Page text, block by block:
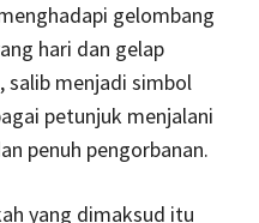
gelombang
hari dan gelap
salib menjadi simbol
petunjuk menjalani
penuh pengorbanan.
yang dimaksud itu